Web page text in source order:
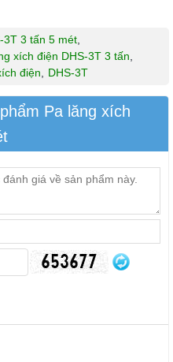
3T 3 tấn 5 mét
xích điện DHS-3T 3 tấn
điện DHS-3T
Pa lăng xích